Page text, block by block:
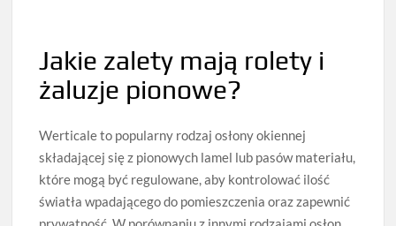
Jakie zalety mają rolety i
żaluzje pionowe?
Werticale to popularny rodzaj osłony okiennej
składającej się z pionowych lamel lub pasów materiału,
które mogą być regulowane, aby kontrolować ilość
światła wpadającego do pomieszczenia oraz zapewnić